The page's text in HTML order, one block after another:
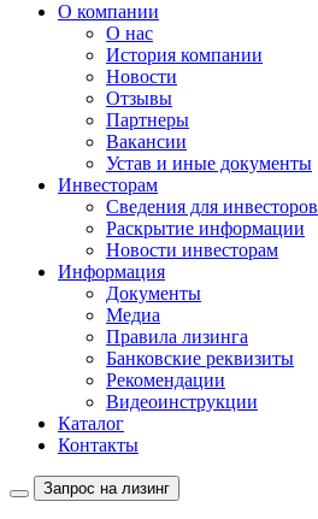
О компании
О нас
История компании
Новости
Отзывы
Партнеры
Вакансии
Устав и иные документы
Инвесторам
Сведения для инвесторов
Раскрытие информации
Новости инвесторам
Информация
Документы
Медиа
Правила лизинга
Банковские реквизиты
Рекомендации
Видеоинструкции
Каталог
Контакты
Запрос на лизинг